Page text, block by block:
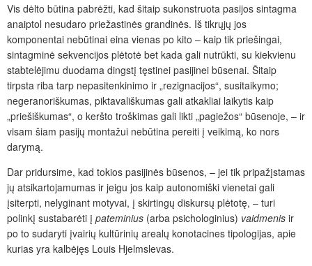
Vis dėlto būtina pabrėžti, kad šitaip sukonstruota pasijos sintagma
anaiptol nesudaro priežastinės grandinės. Iš tikrųjų jos
komponentai nebūtinai eina vienas po kito – kaip tik priešingai,
sintagminė sekvencijos plėtotė bet kada gali nutrūkti, su kiekvienu
stabtelėjimu duodama dingstį tęstinei pasijinei būsenai. Šitaip
tirpsta riba tarp nepasitenkinimo ir „rezignacijos“, susitaikymo;
negeranoriškumas, piktavališkumas gali atkakliai laikytis kaip
„priešiškumas“, o keršto troškimas gali likti „pagiežos“ būsenoje, – ir
visam šiam pasijų montažui nebūtina pereiti į veikimą, ko nors
darymą.
Dar pridursime, kad tokios pasijinės būsenos, – jei tik pripažįstamas
jų atsikartojamumas ir jeigu jos kaip autonomiški vienetai gali
įsiterpti, nelyginant motyvai, į skirtingų diskursų plėtotę, – turi
polinkį sustabarėti į pateminius (arba psichologinius) vaidmenis ir
po to sudaryti įvairių kultūrinių arealų konotacines tipologijas, apie
kurias yra kalbėjęs Louis Hjelmslevas.